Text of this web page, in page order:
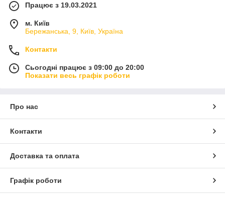
Працює з 19.03.2021
м. Київ
Бережанська, 9, Київ, Україна
Контакти
Сьогодні працює з 09:00 до 20:00
Показати весь графік роботи
Про нас
Контакти
Доставка та оплата
Графік роботи